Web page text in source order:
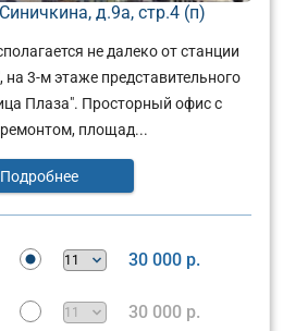
д.9а, стр.4 (п)
не далеко от станции
3-м этаже представительного
Плаза". Просторный офис с
площад...
Подробнее
30 000 р.
30 000 р.